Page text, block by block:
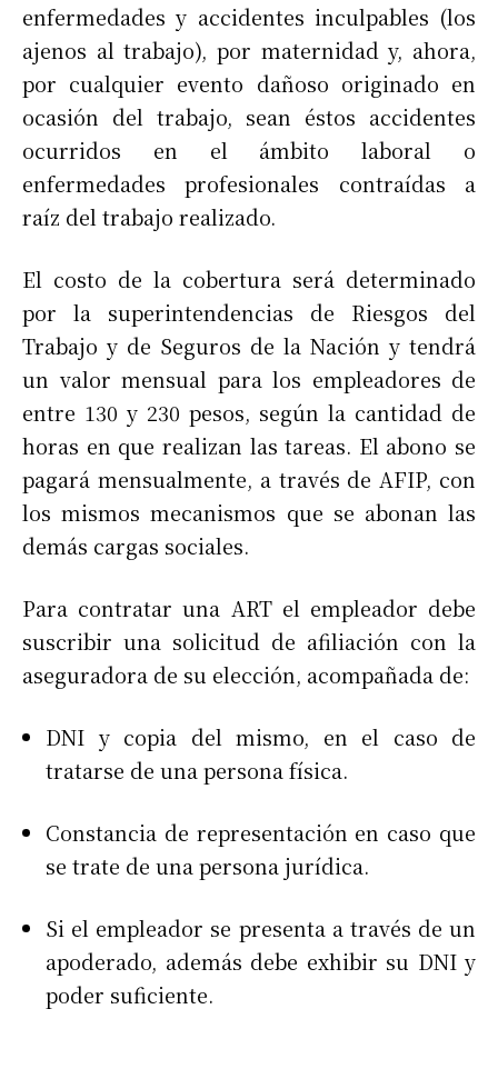
enfermedades y accidentes inculpables (los
ajenos al trabajo), por maternidad y, ahora,
por cualquier evento dañoso originado en
ocasión del trabajo, sean éstos accidentes
ocurridos en el ámbito laboral o
enfermedades profesionales contraídas a
raíz del trabajo realizado.
El costo de la cobertura será determinado
por la superintendencias de Riesgos del
Trabajo y de Seguros de la Nación y tendrá
un valor mensual para los empleadores de
entre 130 y 230 pesos, según la cantidad de
horas en que realizan las tareas. El abono se
pagará mensualmente, a través de AFIP, con
los mismos mecanismos que se abonan las
demás cargas sociales.
Para contratar una ART el empleador debe
suscribir una solicitud de afiliación con la
aseguradora de su elección, acompañada de:
DNI y copia del mismo, en el caso de
tratarse de una persona física.
Constancia de representación en caso que
se trate de una persona jurídica.
Si el empleador se presenta a través de un
apoderado, además debe exhibir su DNI y
poder suficiente.